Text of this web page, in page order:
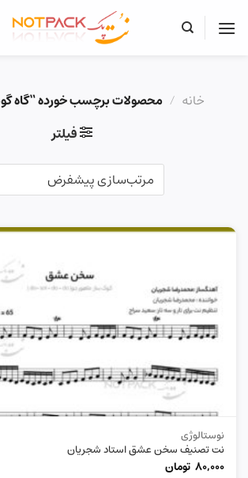
خانه / محصولات برچسب خورده “گاه
فیلتر
نوستالوژی
نت تصنیف سخن عشق استاد شجریان
80,000 تومان